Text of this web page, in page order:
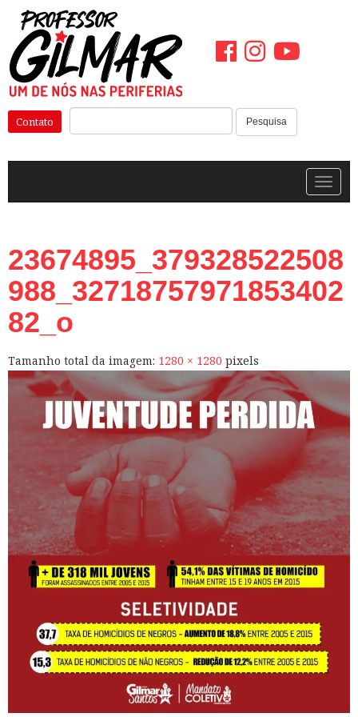
Pular
para
o
conteúdo
Pesquisa
Contato
23674895_379328522508
988_32718757971853402
82_o
Tamanho total da imagem: 1280 × 1280 pixels